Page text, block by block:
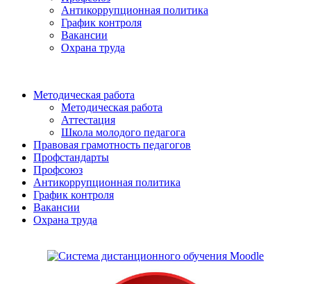
Антикоррупционная политика
График контроля
Вакансии
Охрана труда
Методическая работа
Методическая работа
Аттестация
Школа молодого педагога
Правовая грамотность педагогов
Профстандарты
Профсоюз
Антикоррупционная политика
График контроля
Вакансии
Охрана труда